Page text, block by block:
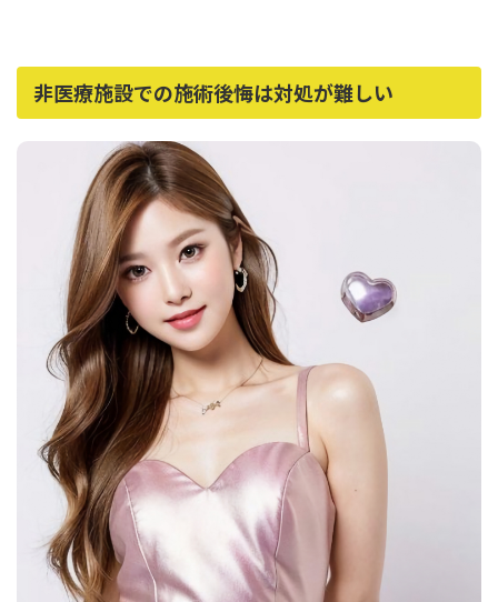
非医療施設での施術後悔は対処が難しい